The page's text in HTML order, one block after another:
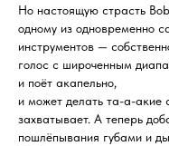
Но настоящую страсть
одному из одновременно
инструментов —
голос с широченным
и поёт акапельно,
и может делать та-а-акие
захватывает. А теперь
пошлёпывания губами и